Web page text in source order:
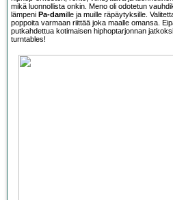
mikä luonnollista onkin. Meno oli odotetun
lämpeni Pa-damille ja muille räpäytyksille.
poppoita varmaan riittää joka maalle omansa.
putkahdettua kotimaisen hiphoptarjonnan
turntables!